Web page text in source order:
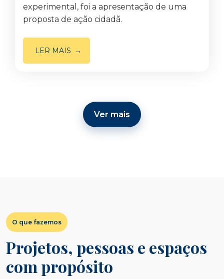
experimental, foi a apresentação de uma
proposta de ação cidadã.
LER MAIS
Ver mais
O que fazemos
Projetos, pessoas e espaços
com propósito